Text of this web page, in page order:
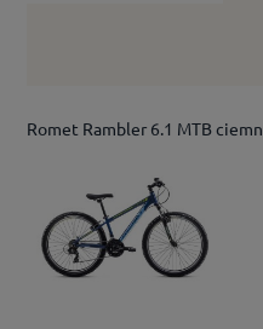
Romet Rambler 6.1 MTB